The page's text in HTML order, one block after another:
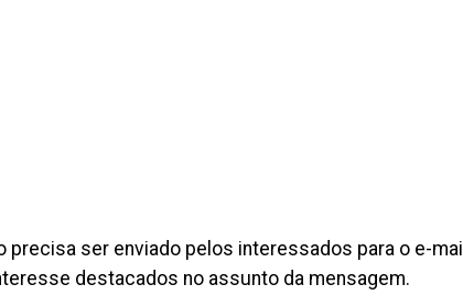
precisa ser enviado pelos interessados para o e-mail
destacados no assunto da mensagem.